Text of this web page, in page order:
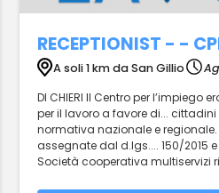
RECEPTIONIST - -
A soli 1 km da San Gillio
DI CHIERI Il Centro per l’impiego
per il lavoro a favore di...
normativa nazionale e
assegnate dal d.lgs.... 150/2015 e
Società cooperativa multiservizi